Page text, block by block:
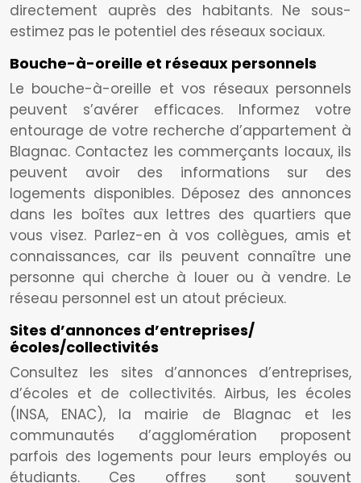
directement auprès des habitants. Ne sous-
estimez pas le potentiel des réseaux sociaux.
Bouche-à-oreille et réseaux personnels
Le bouche-à-oreille et vos réseaux personnels
peuvent s’avérer efficaces. Informez votre
entourage de votre recherche d’appartement à
Blagnac. Contactez les commerçants locaux, ils
peuvent avoir des informations sur des
logements disponibles. Déposez des annonces
dans les boîtes aux lettres des quartiers que
vous visez. Parlez-en à vos collègues, amis et
connaissances, car ils peuvent connaître une
personne qui cherche à louer ou à vendre. Le
réseau personnel est un atout précieux.
Sites d’annonces d’entreprises/
écoles/collectivités
Consultez les sites d’annonces d’entreprises,
d’écoles et de collectivités. Airbus, les écoles
(INSA, ENAC), la mairie de Blagnac et les
communautés d’agglomération proposent
parfois des logements pour leurs employés ou
étudiants. Ces offres sont souvent